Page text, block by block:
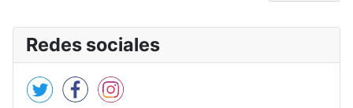
Redes sociales